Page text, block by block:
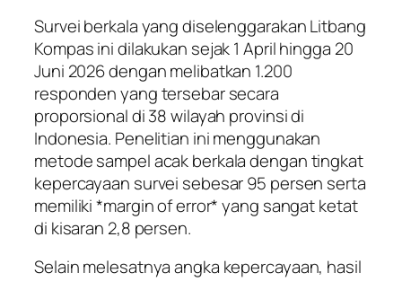
Survei berkala yang diselenggarakan Litbang
Kompas ini dilakukan sejak 1 April hingga 20
Juni 2026 dengan melibatkan 1.200
responden yang tersebar secara
proporsional di 38 wilayah provinsi di
Indonesia. Penelitian ini menggunakan
metode sampel acak berkala dengan tingkat
kepercayaan survei sebesar 95 persen serta
memiliki *margin of error* yang sangat ketat
di kisaran 2,8 persen.
Selain melesatnya angka kepercayaan, hasil